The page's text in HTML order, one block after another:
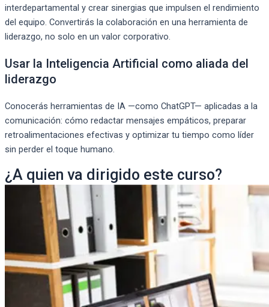
interdepartamental y crear sinergias que impulsen el rendimiento
del equipo. Convertirás la colaboración en una herramienta de
liderazgo, no solo en un valor corporativo.
Usar la Inteligencia Artificial como aliada del
liderazgo
Conocerás herramientas de IA —como ChatGPT— aplicadas a la
comunicación: cómo redactar mensajes empáticos, preparar
retroalimentaciones efectivas y optimizar tu tiempo como líder
sin perder el toque humano.
¿A quien va dirigido este curso?